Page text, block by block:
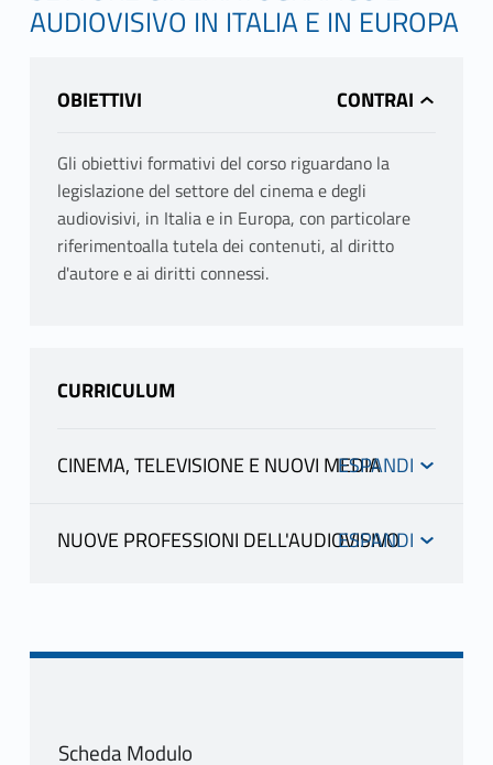
AUDIOVISIVO IN ITALIA E IN EUROPA
OBIETTIVI
Gli obiettivi formativi del corso riguardano la
legislazione del settore del cinema e degli
audiovisivi, in Italia e in Europa, con particolare
riferimentoalla tutela dei contenuti, al diritto
d'autore e ai diritti connessi.
CURRICULUM
CINEMA, TELEVISIONE E NUOVI MEDIA
NUOVE PROFESSIONI DELL'AUDIOVISIVO
ZAMBARDINO BRUNO
Scheda Modulo